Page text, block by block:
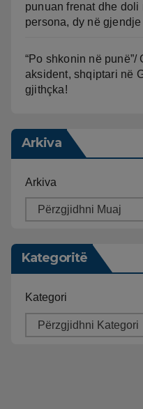
punuan frenat dhe
persona, dy në
“Po shkonin në
aksident, shqiptari në
gjithçka!
Arkiva
Arkiva
Kategoritë
Kategori